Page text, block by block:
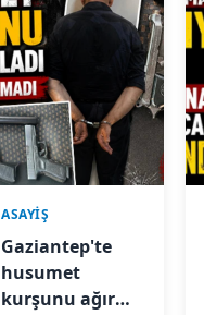
ASAYİŞ
Gaziantep'te
husumet
kurşunu ağır